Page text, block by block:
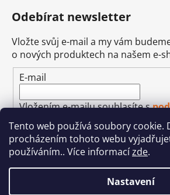
Tento web používá soubory cookie.
procházením tohoto webu
používáním.. Více informacízde.
Nastavení
Odebírat newsletter
Vložte svůj e-mail a my vám
o nových produktech na našem e-
E-mail
Vložením e-mailu souhlasíte s
ochrany osobních údajů
PŘIHLÁSIT SE